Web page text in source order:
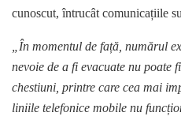
cunoscut, întrucât comunicațiile
„În momentul de față, numărul
nevoie de a fi evacuate nu poate
chestiuni, printre care cea mai
liniile telefonice mobile nu